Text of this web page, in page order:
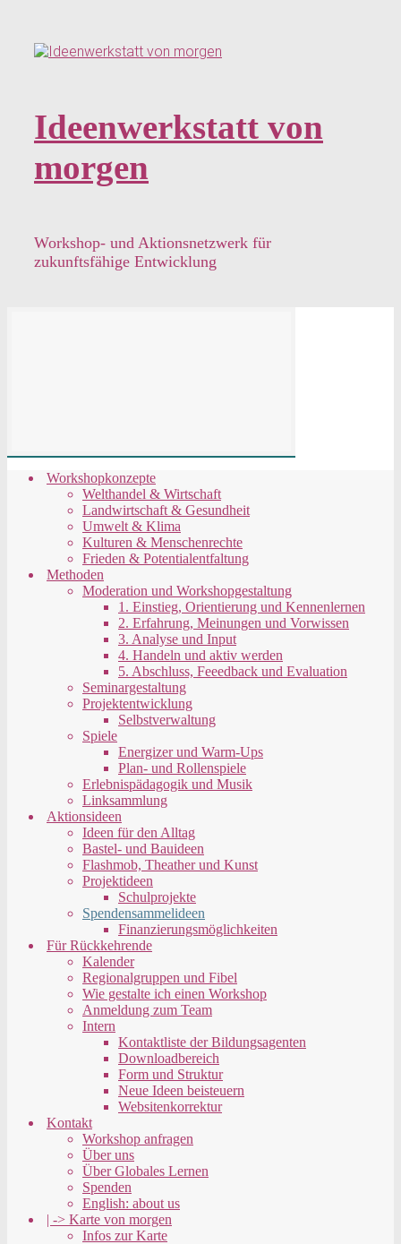
springen
Ideenwerkstatt von
morgen
Workshop- und Aktionsnetzwerk für
zukunftsfähige Entwicklung
Workshopkonzepte
Welthandel & Wirtschaft
Landwirtschaft & Gesundheit
Umwelt & Klima
Kulturen & Menschenrechte
Frieden & Potentialentfaltung
Methoden
Moderation und Workshopgestaltung
1. Einstieg, Orientierung und Kennenlernen
2. Erfahrung, Meinungen und Vorwissen
3. Analyse und Input
4. Handeln und aktiv werden
5. Abschluss, Feeedback und Evaluation
Seminargestaltung
Projektentwicklung
Selbstverwaltung
Spiele
Energizer und Warm-Ups
Plan- und Rollenspiele
Erlebnispädagogik und Musik
Linksammlung
Aktionsideen
Ideen für den Alltag
Bastel- und Bauideen
Flashmob, Theather und Kunst
Projektideen
Schulprojekte
Spendensammelideen
Finanzierungsmöglichkeiten
Für Rückkehrende
Kalender
Regionalgruppen und Fibel
Wie gestalte ich einen Workshop
Anmeldung zum Team
Intern
Kontaktliste der Bildungsagenten
Downloadbereich
Form und Struktur
Neue Ideen beisteuern
Websitenkorrektur
Kontakt
Workshop anfragen
Über uns
Über Globales Lernen
Spenden
English: about us
| -> Karte von morgen
Infos zur Karte